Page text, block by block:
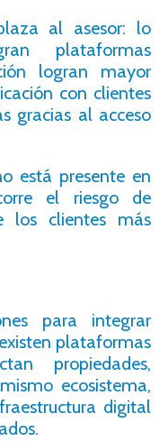
al asesor: lo
plataformas
logran mayor
con clientes
gracias al acceso
está presente en
el riesgo de
los clientes más
para integrar
plataformas
propiedades,
ecosistema,
digital